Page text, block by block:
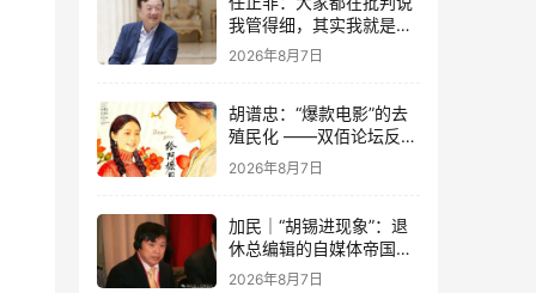
我管得细，其实我就是去
抓了一些点激活原有政策
2026年8月7日
胡谱忠：“爆款电影”的去
殖民化 ——双佰论坛反思
想殖民系列报告之五
2026年8月7日
加民｜“胡锡进现象”：退
休总编辑的自媒体帝国与
公私边界之问
2026年8月7日